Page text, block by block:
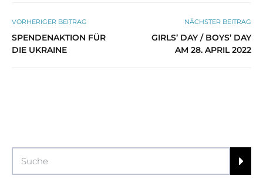
VORHERIGER BEITRAG
SPENDENAKTION FÜR
DIE UKRAINE
NÄCHSTER BEITRAG
GIRLS’ DAY / BOYS’ DAY
AM 28. APRIL 2022